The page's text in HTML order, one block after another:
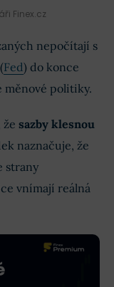
Finex.cz
nepočítají s
Fed) do konce
měnové politiky.
že sazby klesnou
naznačuje, že
strany
vnímají reálná